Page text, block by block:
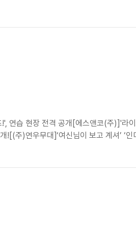
습 현장 전격 공개[에스앤코(주)]'라이
주)연우무대]‘여신님이 보고 계셔’ ‘인